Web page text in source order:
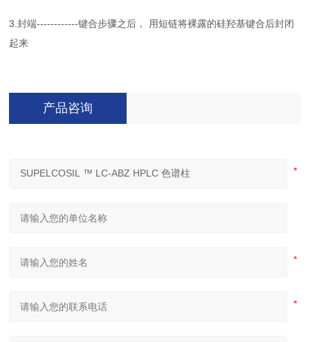
3.封端------------键合步骤之后， 用短链将裸露的硅羟基键合后封闭
起来
产品咨询